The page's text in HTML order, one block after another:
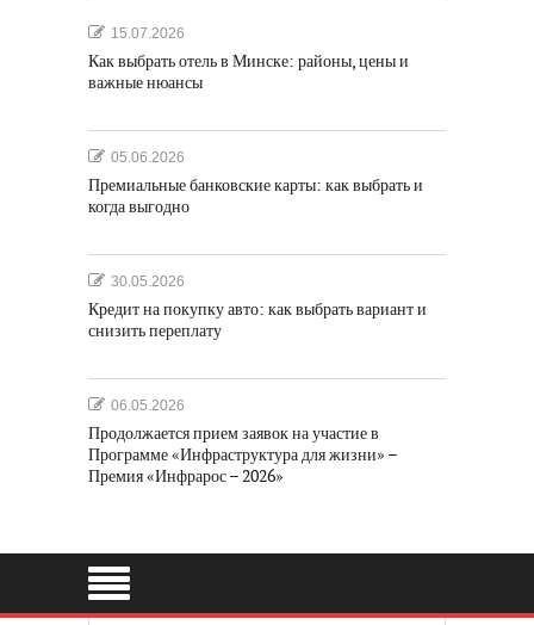
15.07.2026
Как выбрать отель в Минске: районы, цены и
важные нюансы
05.06.2026
Премиальные банковские карты: как выбрать и
когда выгодно
30.05.2026
Кредит на покупку авто: как выбрать вариант и
снизить переплату
06.05.2026
Продолжается прием заявок на участие в
Программе «Инфраструктура для жизни» –
Премия «Инфрарос – 2026»